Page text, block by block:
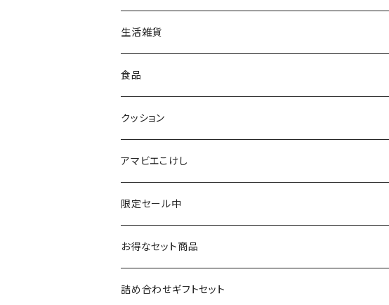
早坂政弘工人（遠刈田系）
仙台弁こけしのこけし
やじろうちゃん
ばんつぁん
ステッカー
マスキングテープ
ノート
メモ帳
クリアファイル
ポーチ
生活雑貨
スポンジ
フォトフレーム
食品
クッション
アマビエこけし
限定セール中
お得なセット商品
詰め合わせギフトセット